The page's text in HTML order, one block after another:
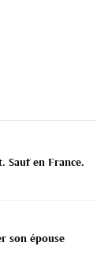
Sauf en France.
son épouse